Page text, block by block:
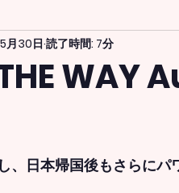
WAY
月30日 読了時間: 7分
、日本帰国後もさらにパ